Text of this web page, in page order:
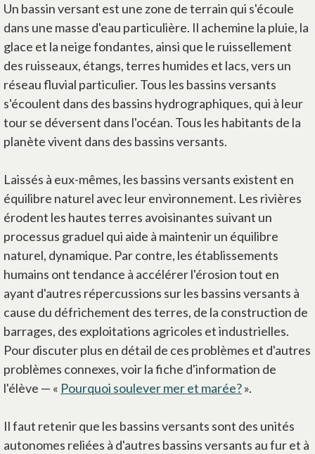
Un bassin versant est une zone de terrain qui s'écoule
dans une masse d'eau particulière. Il achemine la pluie, la
glace et la neige fondantes, ainsi que le ruissellement
des ruisseaux, étangs, terres humides et lacs, vers un
réseau fluvial particulier. Tous les bassins versants
s'écoulent dans des bassins hydrographiques, qui à leur
tour se déversent dans l'océan. Tous les habitants de la
planète vivent dans des bassins versants.
Laissés à eux-mêmes, les bassins versants existent en
équilibre naturel avec leur environnement. Les rivières
érodent les hautes terres avoisinantes suivant un
processus graduel qui aide à maintenir un équilibre
naturel, dynamique. Par contre, les établissements
humains ont tendance à accélérer l'érosion tout en
ayant d'autres répercussions sur les bassins versants à
cause du défrichement des terres, de la construction de
barrages, des exploitations agricoles et industrielles.
Pour discuter plus en détail de ces problèmes et d'autres
problèmes connexes, voir la fiche d'information de
l'élève — « Pourquoi soulever mer et marée?».
Il faut retenir que les bassins versants sont des unités
autonomes reliées à d'autres bassins versants au fur et à